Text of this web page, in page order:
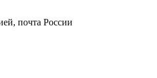
почта России